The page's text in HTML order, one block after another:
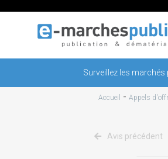
Surveillez les marchés
Accueil - Appels
Avis précédent